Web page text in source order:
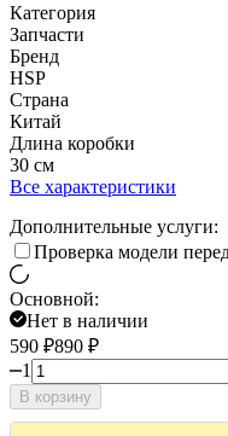
Категория
Запчасти
Бренд
HSP
Страна
Китай
Длина коробки
30 см
Все характеристики
Дополнительные услуги:
Проверка модели
Основной:
Нет в наличии
590 ₽890 ₽
1
В корзину